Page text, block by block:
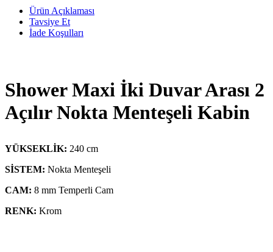
Ürün Açıklaması
Tavsiye Et
İade Koşulları
Shower Maxi İki Duvar Arası 2
Açılır Nokta Menteşeli Kabin
YÜKSEKLİK: 240 cm
SİSTEM: Nokta Menteşeli
CAM: 8 mm Temperli Cam
RENK: Krom